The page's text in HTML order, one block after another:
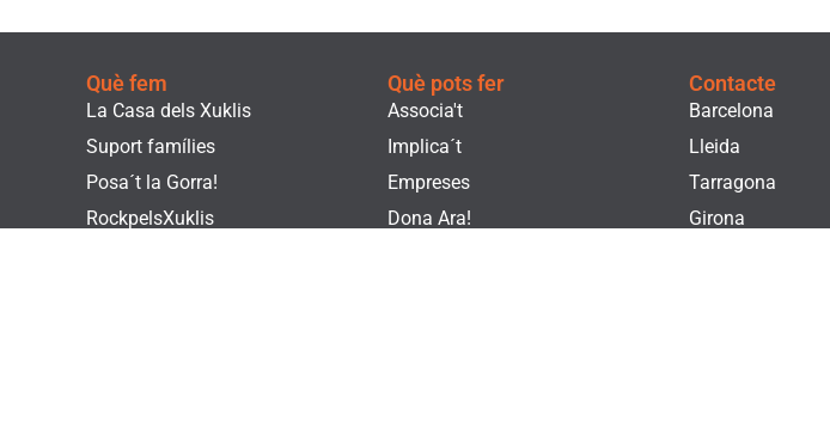
Què fem
La Casa dels Xuklis
Suport famílies
Posa´t la Gorra!
RockpelsXuklis
Què pots fer
Associa't
Implica´t
Empreses
Dona Ara!
Contacte
Barcelona
Lleida
Tarragona
Girona